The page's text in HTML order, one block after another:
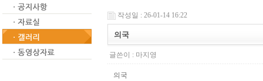
작성일 : 26-01-14 16:22
의국
글쓴이 : 마지영
의국